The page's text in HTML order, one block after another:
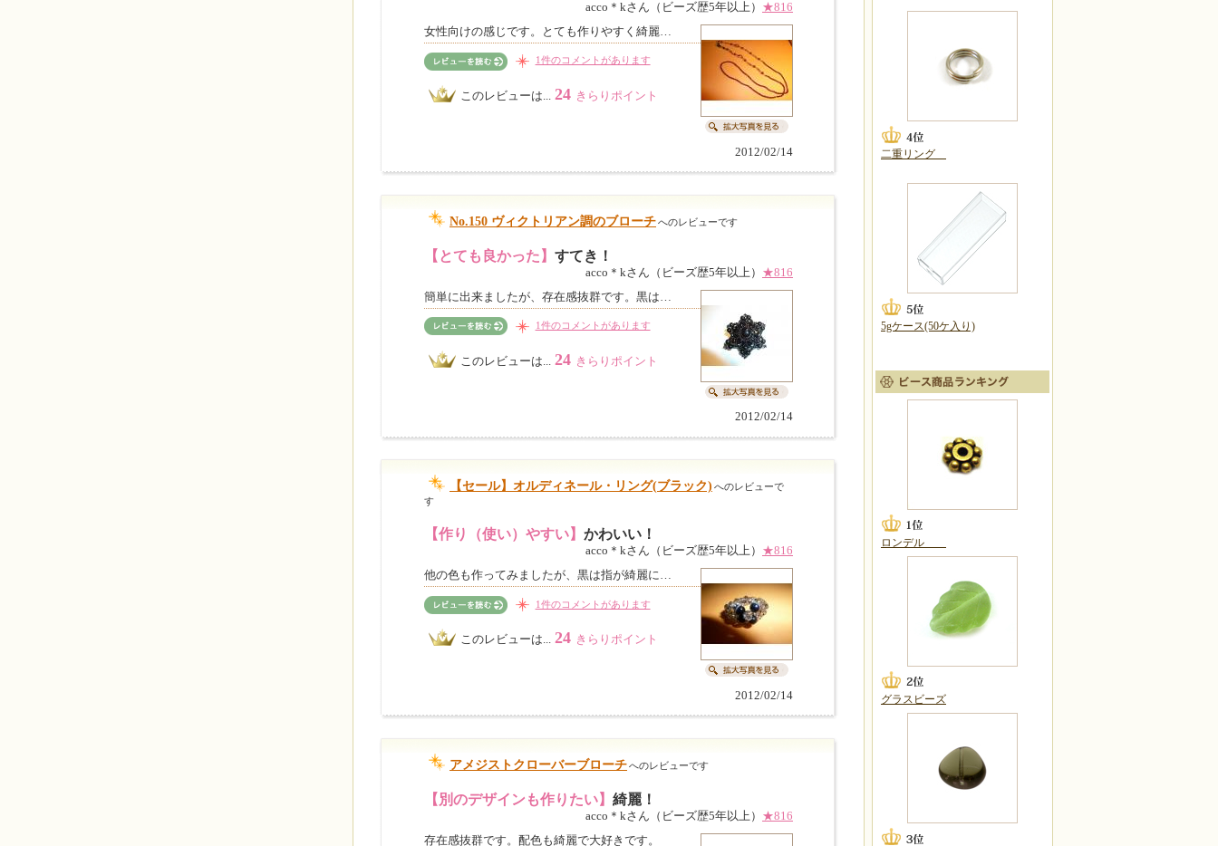
acco＊kさん（ビーズ歴5年以上） ★816
女性向けの感じです。とても作りやすく綺麗…
1件のコメントがあります
このレビューは... 24 きらりポイント
2012/02/14
No.150 ヴィクトリアン調のブローチへのレビューです
【とても良かった】 すてき！
acco＊kさん（ビーズ歴5年以上） ★816
簡単に出来ましたが、存在感抜群です。黒は…
1件のコメントがあります
このレビューは... 24 きらりポイント
2012/02/14
【セール】オルディネール・リング(ブラック) へのレビューで
す
【作り（使い）やすい】 かわいい！
acco＊kさん（ビーズ歴5年以上） ★816
他の色も作ってみましたが、黒は指が綺麗に…
1件のコメントがあります
このレビューは... 24 きらりポイント
2012/02/14
アメジストクローバーブローチへのレビューです
【別のデザインも作りたい】 綺麗！
acco＊kさん（ビーズ歴5年以上） ★816
存在感抜群です。配色も綺麗で大好きです。
二重リング
5gケース(50ケ入り)
ロンデル
グラスビーズ